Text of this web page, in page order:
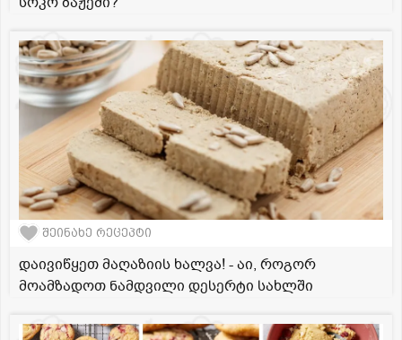
შეინახე რეცეპტი
დაივიწყეთ მაღაზიის ხალვა! - აი, როგორ
მოამზადოთ ნამდვილი დესერტი სახლში